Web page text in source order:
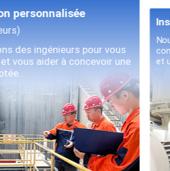
ce problème.
personnalisée
des ingénieurs pour vous
vous aider à concevoir une
et